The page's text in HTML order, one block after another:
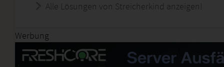
Alle Lösungen von Streicherkind anzeigen!
Werbung